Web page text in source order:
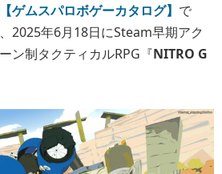
【ゲムスパロボゲーカタログ】 で
2025年6月18日にSteam早期アク
ン制タクティカルRPG『NITRO G